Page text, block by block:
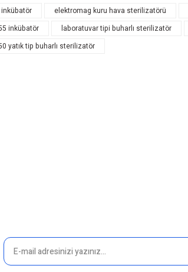
elektromag kuru hava sterilizatörü
inkübatör
laboratuvar tipi buharlı sterilizatör
yatık tip buharlı sterilizatör